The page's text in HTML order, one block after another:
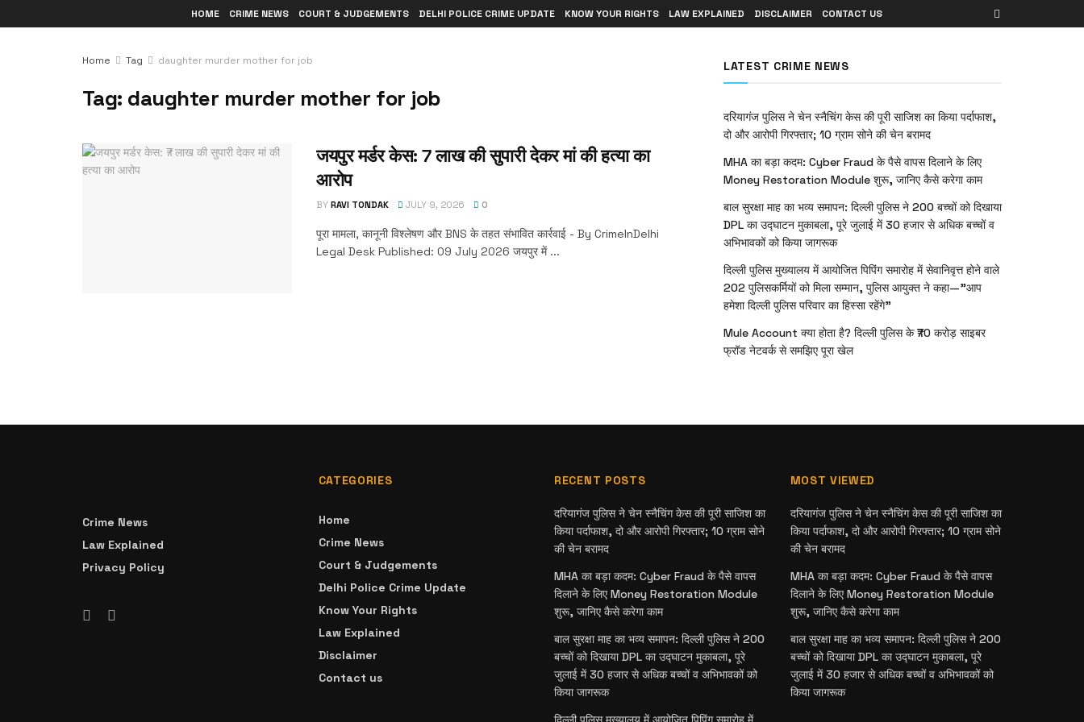
HOME CRIME NEWS COURT & JUDGEMENTS DELHI POLICE CRIME UPDATE KNOW YOUR RIGHTS LAW EXPLAINED DISCLAIMER CONTACT US
Home Tag daughter murder mother for job
Tag: daughter murder mother for job
जयपुर मर्डर केस: ₹7 लाख की सुपारी देकर मां की हत्या का
आरोप
BY RAVI TONDAK JULY 9, 2026 0
पूरा मामला, कानूनी विश्लेषण और BNS के तहत संभावित कार्रवाई - By CrimeInDelhi
Legal Desk Published: 09 July 2026 जयपुर में ...
LATEST CRIME NEWS
दरियागंज पुलिस ने चेन स्नैचिंग केस की पूरी साजिश का किया पर्दाफाश,
दो और आरोपी गिरफ्तार; 10 ग्राम सोने की चेन बरामद
MHA का बड़ा कदम: Cyber Fraud के पैसे वापस दिलाने के लिए
Money Restoration Module शुरू, जानिए कैसे करेगा काम
बाल सुरक्षा माह का भव्य समापन: दिल्ली पुलिस ने 200 बच्चों को दिखाया
DPL का उद्घाटन मुकाबला, पूरे जुलाई में 30 हजार से अधिक बच्चों व
अभिभावकों को किया जागरूक
दिल्ली पुलिस मुख्यालय में आयोजित पिपिंग समारोह में सेवानिवृत्त होने वाले
202 पुलिसकर्मियों को मिला सम्मान, पुलिस आयुक्त ने कहा—”आप
हमेशा दिल्ली पुलिस परिवार का हिस्सा रहेंगे”
Mule Account क्या होता है? दिल्ली पुलिस के ₹70 करोड़ साइबर
फ्रॉड नेटवर्क से समझिए पूरा खेल
Crime News
Law Explained
Privacy Policy
CATEGORIES
Home
Crime News
Court & Judgements
Delhi Police Crime Update
Know Your Rights
Law Explained
Disclaimer
Contact us
RECENT POSTS
दरियागंज पुलिस ने चेन स्नैचिंग केस की पूरी साजिश का
किया पर्दाफाश, दो और आरोपी गिरफ्तार; 10 ग्राम सोने
की चेन बरामद
MHA का बड़ा कदम: Cyber Fraud के पैसे वापस
दिलाने के लिए Money Restoration Module
शुरू, जानिए कैसे करेगा काम
बाल सुरक्षा माह का भव्य समापन: दिल्ली पुलिस ने 200
बच्चों को दिखाया DPL का उद्घाटन मुकाबला, पूरे
जुलाई में 30 हजार से अधिक बच्चों व अभिभावकों को
किया जागरूक
MOST VIEWED
दरियागंज पुलिस ने चेन स्नैचिंग केस की पूरी साजिश का
किया पर्दाफाश, दो और आरोपी गिरफ्तार; 10 ग्राम सोने
की चेन बरामद
MHA का बड़ा कदम: Cyber Fraud के पैसे वापस
दिलाने के लिए Money Restoration Module
शुरू, जानिए कैसे करेगा काम
बाल सुरक्षा माह का भव्य समापन: दिल्ली पुलिस ने 200
बच्चों को दिखाया DPL का उद्घाटन मुकाबला, पूरे
जुलाई में 30 हजार से अधिक बच्चों व अभिभावकों को
किया जागरूक